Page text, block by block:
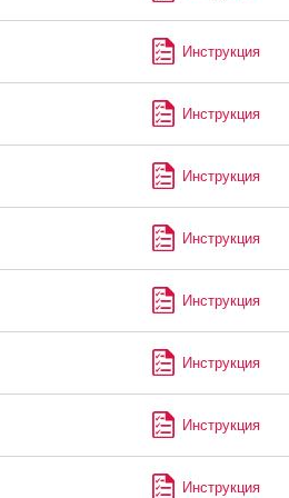
Инструкция
Инструкция
Инструкция
Инструкция
Инструкция
Инструкция
Инструкция
Инструкция